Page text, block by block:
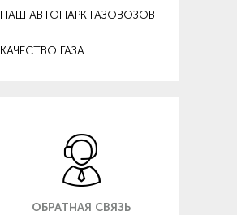
НАШ АВТОПАРК ГАЗОВОЗОВ
КАЧЕСТВО ГАЗА
ОБРАТНАЯ СВЯЗЬ